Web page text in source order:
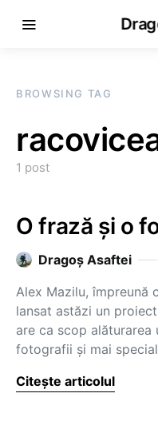
BROWSING TAG
1 post
O frază şi o
Dragoş Asaftei
Alex Mazilu, împreună
lansat astăzi un
are ca scop alăturarea
fotografii şi mai
Citește articolul